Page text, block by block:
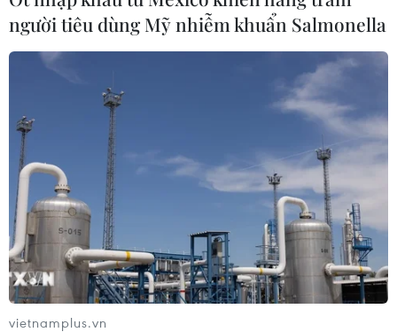
Giám đốc Công ty cổ phần Mekolor
06/08/2026 09:06
Thêm một nhóm dàn cảnh cướp giật
tại khu Tân Huê Viên sa lưới
06/08/2026 05:57
Khẩn trường khám nghiệm
hiện trường, điều tra nguyên nhân
vụ cháy chợ Biên Hòa
người tiêu dùng Mỹ nhiễm khuẩn Salmonella
vietnamplus.vn